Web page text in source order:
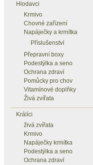
Hlodavci
Krmivo
Chovné zařízení
Napáječky a krmítka
Příslušenství
Přepravní boxy
Podestýlka a seno
Ochrana zdraví
Pomůcky pro chov
Vitamínové doplňky
Živá zvířata
Králíci
živá zvířata
Krmivo
Napáječky krmítka
Podestýlka a seno
Ochrana zdraví